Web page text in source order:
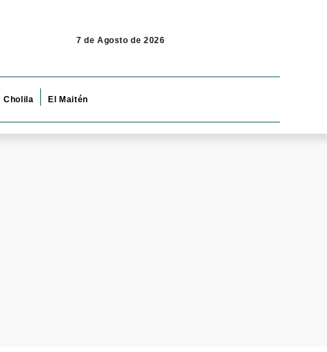
7 de Agosto de 2026
Cholila El Maitén